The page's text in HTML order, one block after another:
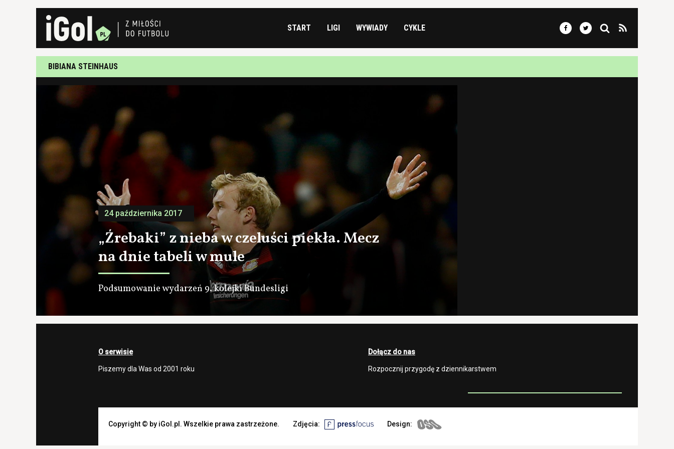
START LIGI WYWIADY CYKLE
BIBIANA STEINHAUS
24 października 2017
„Źrebaki” z nieba w czeluści piekła. Mecz
na dnie tabeli w mule
Podsumowanie wydarzeń 9. kolejki Bundesligi
O serwisie
Piszemy dla Was od 2001 roku
Dołącz do nas
Rozpocznij przygodę z dziennikarstwem
Copyright © by iGol.pl. Wszelkie prawa zastrzeżone. Zdjęcia: Design: